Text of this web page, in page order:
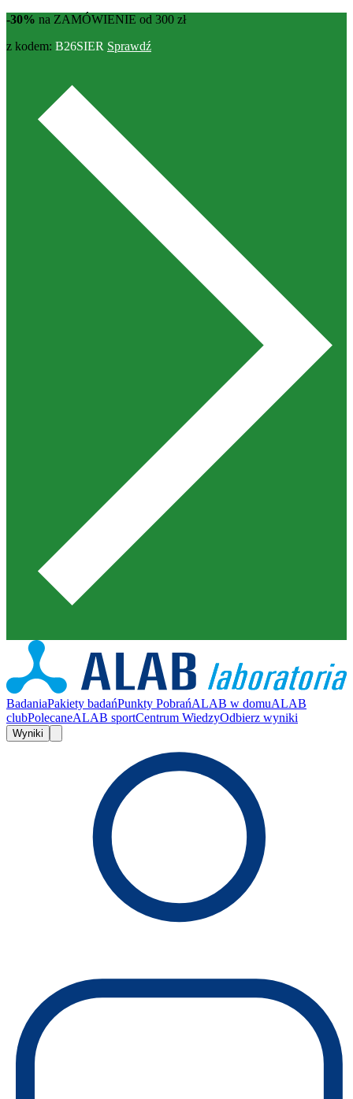
-30% na ZAMÓWIENIE od 300 zł
z kodem: B26SIER Sprawdź
BadaniaPakiety badańPunkty PobrańALAB w domuALAB
clubPolecaneALAB sportCentrum WiedzyOdbierz wyniki
Wyniki